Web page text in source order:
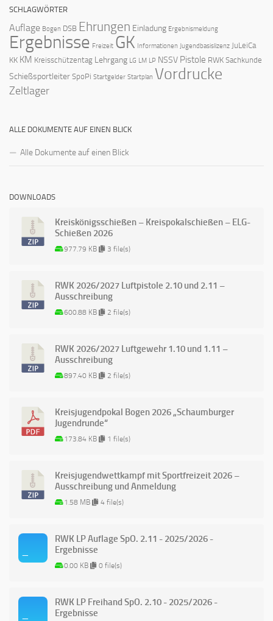
SCHLAGWÖRTER
Auflage Bogen DSB Ehrungen Einladung Ergebnismeldung
Ergebnisse Freizeit GK Informationen Jugendbasislizenz JuLeiCa
KK KM Kreisschützentag Lehrgang LG LM LP NSSV Pistole RWK Sachkunde
Schießsportleiter SpoPi Startgelder Startplan Vordrucke
Zeltlager
ALLE DOKUMENTE AUF EINEN BLICK
Alle Dokumente auf einen Blick
DOWNLOADS
Kreiskönigsschießen – Kreispokalschießen – ELG-
Schießen 2026
977.79 KB 3 file(s)
RWK 2026/2027 Luftpistole 2.10 und 2.11 –
Ausschreibung
600.88 KB 2 file(s)
RWK 2026/2027 Luftgewehr 1.10 und 1.11 –
Ausschreibung
897.40 KB 2 file(s)
Kreisjugendpokal Bogen 2026 „Schaumburger
Jugendrunde“
173.84 KB 1 file(s)
Kreisjugendwettkampf mit Sportfreizeit 2026 –
Ausschreibung und Anmeldung
1.58 MB 4 file(s)
RWK LP Auflage SpO. 2.11 - 2025/2026 -
Ergebnisse
0.00 KB 0 file(s)
RWK LP Freihand SpO. 2.10 - 2025/2026 -
Ergebnisse